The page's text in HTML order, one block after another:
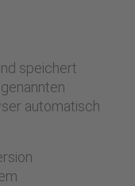
speichert
automatisch